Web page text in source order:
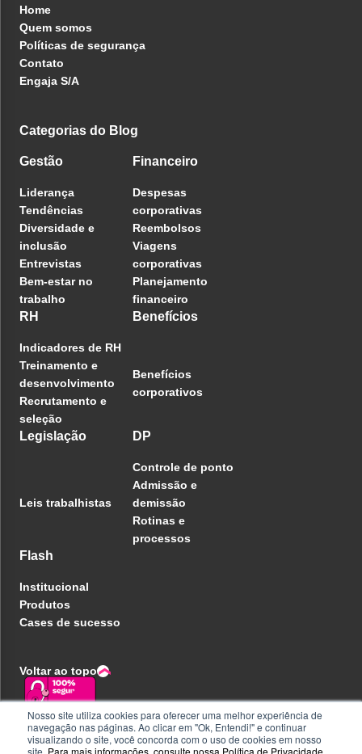
Nosso site utiliza cookies para oferecer uma melhor experiência de
navegação nas páginas. Ao clicar em "Ok, Entendi!" e continuar
visualizando o site, você concorda com o uso de cookies em nosso
site. Para mais informações, consulte nossa Política de Privacidade
Home
Quem somos
Políticas de segurança
Contato
Engaja S/A
Categorias do Blog
Gestão
Liderança
Tendências
Diversidade e
inclusão
Entrevistas
Bem-estar no
trabalho
Financeiro
Despesas
corporativas
Reembolsos
Viagens
corporativas
Planejamento
financeiro
RH
Indicadores de RH
Treinamento e
desenvolvimento
Recrutamento e
seleção
Benefícios
Benefícios
corporativos
Legislação
Leis trabalhistas
DP
Controle de ponto
Admissão e
demissão
Rotinas e
processos
Flash
Institucional
Produtos
Cases de sucesso
Voltar ao topo
Política de privacidade
Central de ajuda